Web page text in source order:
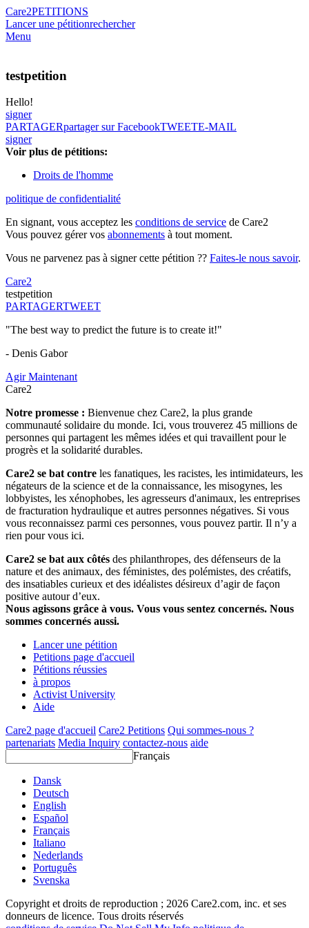
Care2PETITIONS
Lancer une pétitionrechercher
Menu
testpetition
Hello!
signer
PARTAGERpartager sur FacebookTWEETE-MAIL
signer
Voir plus de pétitions:
Droits de l'homme
politique de confidentialité
En signant, vous acceptez les conditions de service de Care2
Vous pouvez gérer vos abonnements à tout moment.
Vous ne parvenez pas à signer cette pétition ?? Faites-le nous savoir.
Care2
testpetition
PARTAGERTWEET
"The best way to predict the future is to create it!"
- Denis Gabor
Agir Maintenant
Care2
Notre promesse : Bienvenue chez Care2, la plus grande
communauté solidaire du monde. Ici, vous trouverez 45 millions de
personnes qui partagent les mêmes idées et qui travaillent pour le
progrès et la solidarité durables.
Care2 se bat contre les fanatiques, les racistes, les intimidateurs, les
négateurs de la science et de la connaissance, les misogynes, les
lobbyistes, les xénophobes, les agresseurs d'animaux, les entreprises
de fracturation hydraulique et autres personnes négatives. Si vous
vous reconnaissez parmi ces personnes, vous pouvez partir. Il n’y a
rien pour vous ici.
Care2 se bat aux côtés des philanthropes, des défenseurs de la
nature et des animaux, des féministes, des polémistes, des créatifs,
des insatiables curieux et des idéalistes désireux d’agir de façon
positive autour d’eux.
Nous agissons grâce à vous. Vous vous sentez concernés. Nous
sommes concernés aussi.
Lancer une pétition
Petitions page d'accueil
Pétitions réussies
à propos
Activist University
Aide
Care2 page d'accueil Care2 Petitions Qui sommes-nous ?
partenariats Media Inquiry contactez-nous aide
Français
Dansk
Deutsch
English
Español
Français
Italiano
Nederlands
Português
Svenska
Copyright et droits de reproduction ; 2026 Care2.com, inc. et ses
donneurs de licence. Tous droits réservés